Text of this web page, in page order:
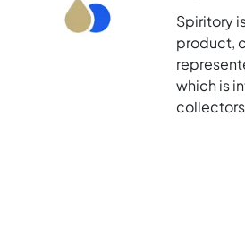
Spiritory
product,
which is